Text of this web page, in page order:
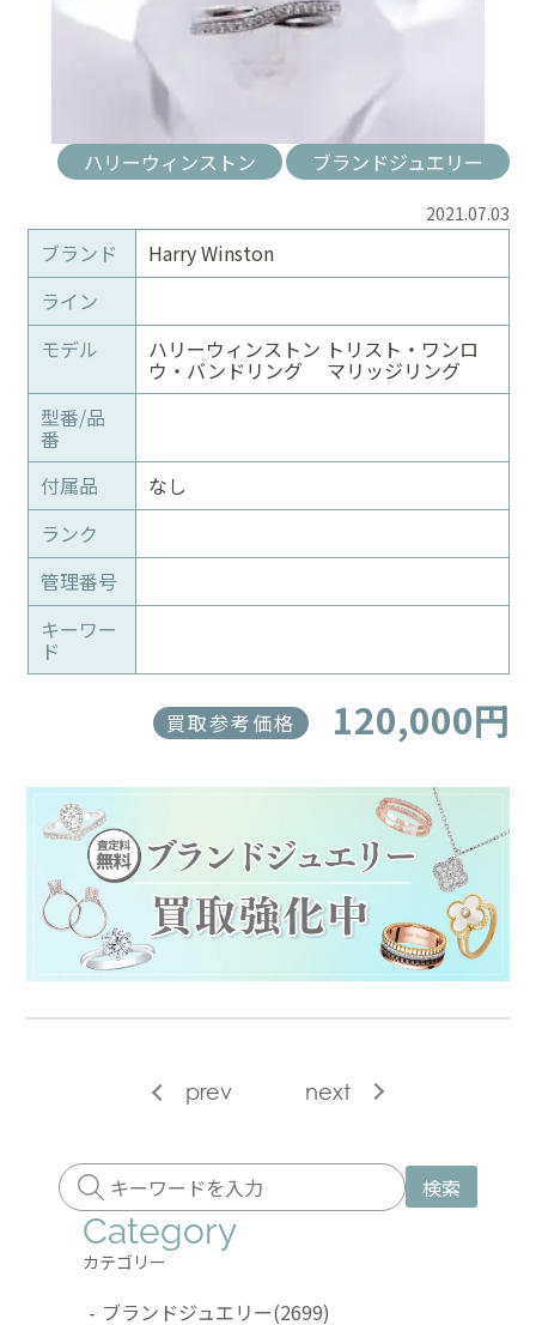
ハリーウィンストン ブランドジュエリー
2021.07.03
ブランド
Harry Winston
ライン
モデル
ハリーウィンストン トリスト・ワンロ
ウ・バンドリング マリッジリング
型番/品
番
付属品
なし
ランク
管理番号
キーワー
ド
買取参考価格 120,000円
prev next
検索
Category
カテゴリー
- ブランドジュエリー(2699)